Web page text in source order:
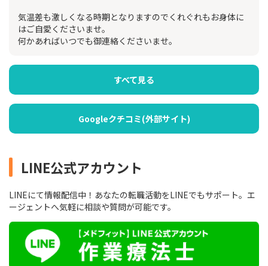
気温差も激しくなる時期となりますのでくれぐれもお身体に
はご自愛くださいませ。
何かあればいつでも御連絡くださいませ。
すべて見る
Googleクチコミ(外部サイト)
LINE公式アカウント
LINEにて情報配信中！あなたの転職活動をLINEでもサポート。エ
ージェントへ気軽に相談や質問が可能です。